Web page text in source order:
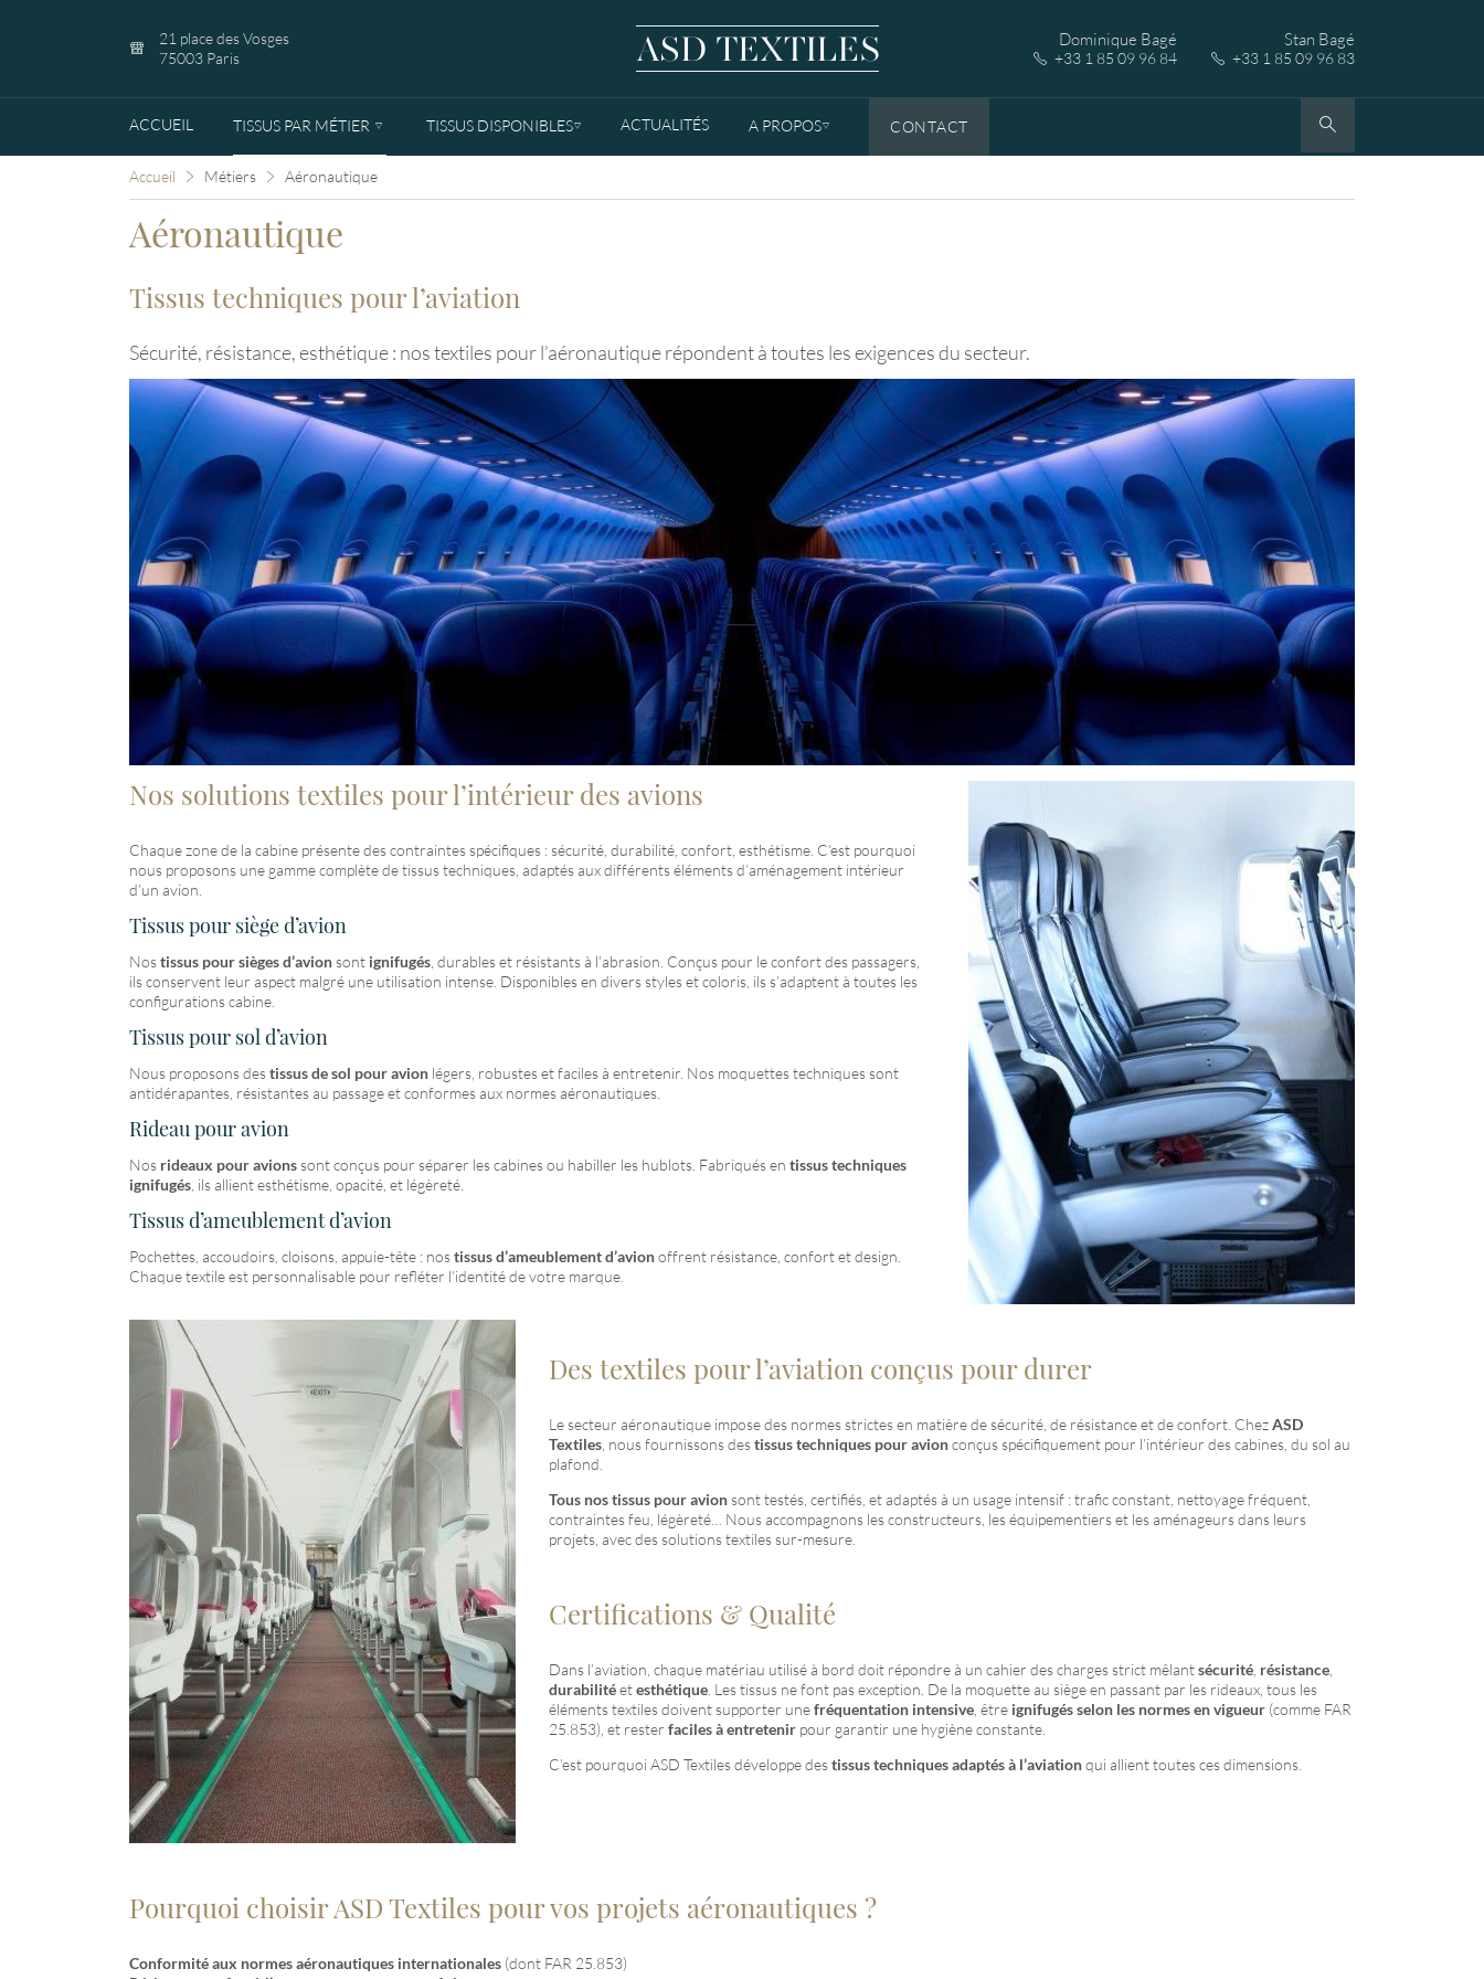
Aéronautique
Tissus techniques pour l’aviation
Sécurité, résistance, esthétique : nos textiles pour l’aéronautique répondent à toutes les exigences du secteur.
Nos solutions textiles pour l’intérieur des avions
Chaque zone de la cabine présente des contraintes spécifiques : sécurité, durabilité, confort, esthétisme. C’est pourquoi
nous proposons une gamme complète de tissus techniques, adaptés aux différents éléments d’aménagement intérieur
d’un avion.
Tissus pour siège d’avion
Nostissus pour sièges d’avionsont ignifugés , durables et résistants à l’abrasion. Conçus pour le confort des passagers,
ils conservent leur aspect malgré une utilisation intense. Disponibles en divers styles et coloris, ils s’adaptent à toutes les
configurations cabine.
Tissus pour sol d’avion
Nous proposons destissus de sol pour avion légers, robustes et faciles à entretenir. Nos moquettes techniques sont
antidérapantes, résistantes au passage et conformes aux normes aéronautiques.
Rideau pour avion
Nos rideaux pour avionssont conçus pour séparer les cabines ou habiller les hublots. Fabriqués en tissus techniques
ignifugés , ils allient esthétisme, opacité, et légèreté.
Tissus d’ameublement d’avion
Pochettes, accoudoirs, cloisons, appuie-tête : nostissus d’ameublement d’avionoffrent résistance, confort et design.
Chaque textile est personnalisable pour refléter l’identité de votre marque.
Des textiles pour l’aviation conçus pour durer
Le secteur aéronautique impose des normes strictes en matière de sécurité, de résistance et de confort. ChezASD
Textiles, nous fournissons destissus techniques pour avionconçus spécifiquement pour l’intérieur des cabines, du sol au
plafond.
Tous nos tissus pour avionsont testés, certifiés, et adaptés à un usage intensif : trafic constant, nettoyage fréquent,
contraintes feu, légèreté… Nous accompagnons les constructeurs, les équipementiers et les aménageurs dans leurs
projets, avec des solutions textiles sur-mesure.
Certifications & Qualité
Dans l’aviation, chaque matériau utilisé à bord doit répondre à un cahier des charges strict mêlantsécurité, résistance,
durabilitéetesthétique. Les tissus ne font pas exception. De la moquette au siège en passant par les rideaux, tous les
éléments textiles doivent supporter unefréquentation intensive, être ignifugés selon les normes en vigueur(comme FAR
25.853), et rester faciles à entretenirpour garantir une hygiène constante.
C’est pourquoi ASD Textiles développe destissus techniques adaptés à l’aviationqui allient toutes ces dimensions.
Pourquoi choisir ASD Textiles pour vos projets aéronautiques ?
Conformité aux normes aéronautiques internationales (dont FAR 25.853)
21 place des Vosges
75003 Paris
Dominique Bagé
+33 1 85 09 96 84
Stan Bagé
+33 1 85 09 96 83
ACCUEIL TISSUS PAR MÉTIER TISSUS DISPONIBLESTOGGLE DROPDOWNACTUALITÉS A PROPOSTOGGLE DROPDOWNCONTACT
Accueil Métiers Aéronautique